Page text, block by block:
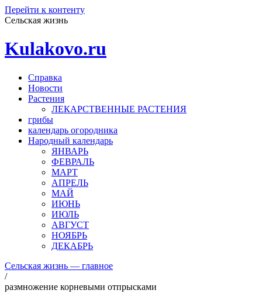
Перейти к контенту
Сельская жизнь
Kulakovo.ru
Справка
Новости
Растения
ЛЕКАРСТВЕННЫЕ РАСТЕНИЯ
грибы
календарь огородника
Народный календарь
ЯНВАРЬ
ФЕВРАЛЬ
МАРТ
АПРЕЛЬ
МАЙ
ИЮНЬ
ИЮЛЬ
АВГУСТ
НОЯБРЬ
ДЕКАБРЬ
Сельская жизнь — главное
/
размножение корневыми отпрысками